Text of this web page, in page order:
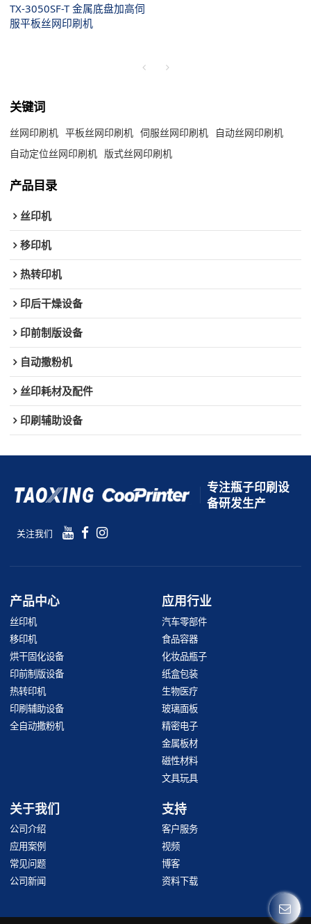
TX-3050SF-T 金属底盘加高伺
服平板丝网印刷机
关键词
丝网印刷机 平板丝网印刷机 伺服丝网印刷机
自动丝网印刷机
自动定位丝网印刷机 版式丝网印刷机
产品目录
丝印机
移印机
热转印机
印后干燥设备
印前制版设备
自动撒粉机
丝印耗材及配件
印刷辅助设备
专注瓶子印刷设
备研发生产
关注我们
产品中心
丝印机
移印机
烘干固化设备
印前制版设备
热转印机
印刷辅助设备
全自动撒粉机
应用行业
汽车零部件
食品容器
化妆品瓶子
纸盒包装
生物医疗
玻璃面板
精密电子
金属板材
磁性材料
文具玩具
关于我们
公司介绍
应用案例
常见问题
公司新闻
支持
客户服务
视频
博客
资料下载